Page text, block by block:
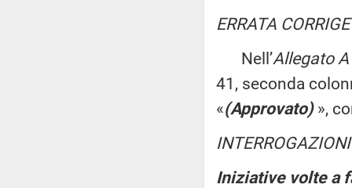
ERRATA CORRIGE
Nell’Allegato A
41, seconda
«(Approvato)»,
Iniziative volte a